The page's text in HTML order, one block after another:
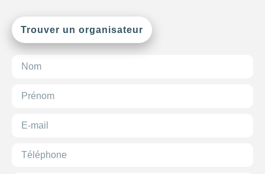
Trouver un organisateur
POUR
Choisir